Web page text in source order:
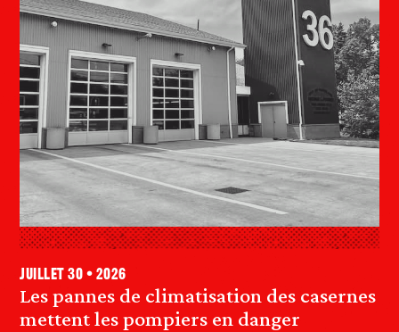
Les pannes de climatisation des casernes
mettent les pompiers en danger
juillet 30 • 2026